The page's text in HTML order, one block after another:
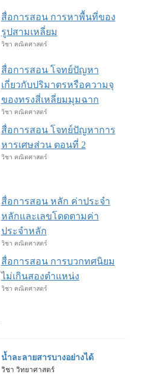
สื่อการสอน การหาพื้นที่ของ
รูปสามเหลี่ยม
วิชา คณิตศาสตร์
สื่อการสอน โจทย์ปัญหา
เกี่ยวกับปริมาตรหรือความจุ
ของทรงสี่เหลี่ยมมุมฉาก
วิชา คณิตศาสตร์
สื่อการสอน โจทย์ปัญหาการ
หารเศษส่วน ตอนที่ 2
วิชา คณิตศาสตร์
สื่อการสอน หลัก ค่าประจำ
หลักและเลขโดดตามค่า
ประจำหลัก
วิชา คณิตศาสตร์
สื่อการสอน การบวกทศนิยม
ไม่เกินสองตำแหน่ง
วิชา คณิตศาสตร์
น้ำละลายสารบางอย่างได้
วิชา วิทยาศาสตร์